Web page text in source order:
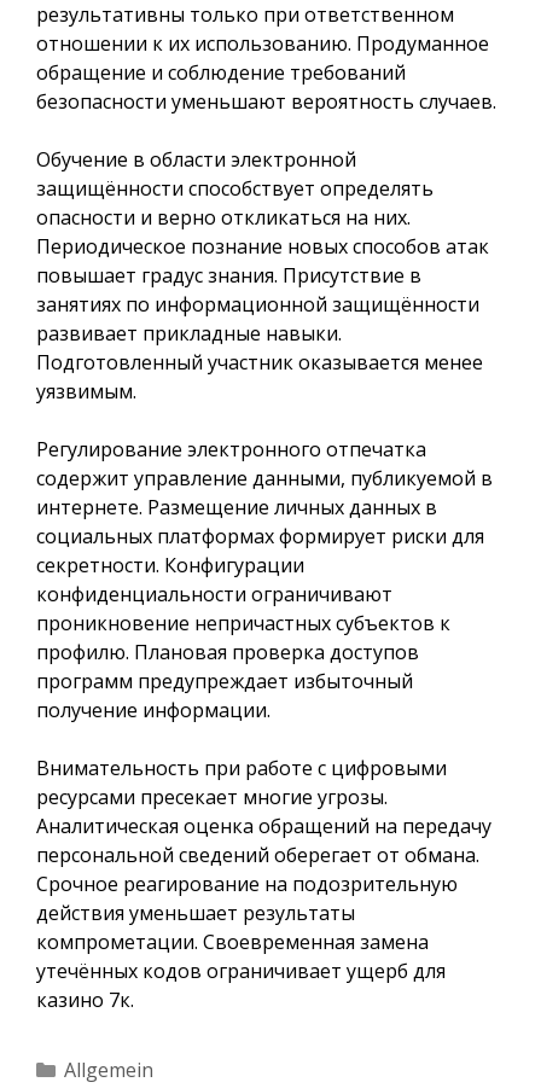
результативны только при ответственном
отношении к их использованию. Продуманное
обращение и соблюдение требований
безопасности уменьшают вероятность случаев.
Обучение в области электронной
защищённости способствует определять
опасности и верно откликаться на них.
Периодическое познание новых способов атак
повышает градус знания. Присутствие в
занятиях по информационной защищённости
развивает прикладные навыки.
Подготовленный участник оказывается менее
уязвимым.
Регулирование электронного отпечатка
содержит управление данными, публикуемой в
интернете. Размещение личных данных в
социальных платформах формирует риски для
секретности. Конфигурации
конфиденциальности ограничивают
проникновение непричастных субъектов к
профилю. Плановая проверка доступов
программ предупреждает избыточный
получение информации.
Внимательность при работе с цифровыми
ресурсами пресекает многие угрозы.
Аналитическая оценка обращений на передачу
персональной сведений оберегает от обмана.
Срочное реагирование на подозрительную
действия уменьшает результаты
компрометации. Своевременная замена
утечённых кодов ограничивает ущерб для
казино 7к.
Kategorien
Allgemein